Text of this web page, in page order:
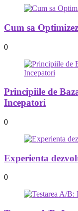
Cum sa
0
Principiile de
Incepatori
0
Experienta
0